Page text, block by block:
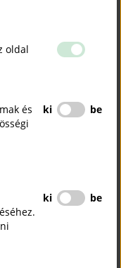
oldal
és
ki be
ki be